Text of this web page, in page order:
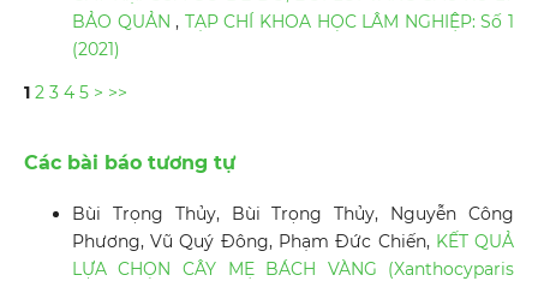
BẢO QUẢN, TẠP CHÍ KHOA HỌC LÂM NGHIỆP: Số 1
(2021)
1 2 3 4 5 > >>
Các bài báo tương tự
Bùi Trọng Thủy, Bùi Trọng Thủy, Nguyễn Công
Phương, Vũ Quý Đông, Phạm Đức Chiến, KẾT QUẢ
LỰA CHỌN CÂY MẸ BÁCH VÀNG (Xanthocyparis